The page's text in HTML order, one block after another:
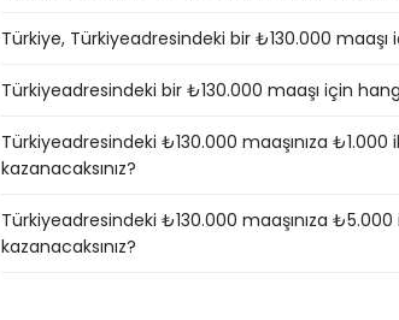
Türkiye, Türkiyeadresindeki bir ₺130.000
Türkiyeadresindeki bir ₺130.000 maaşı için
Türkiyeadresindeki ₺130.000 maaşınıza
kazanacaksınız?
Türkiyeadresindeki ₺130.000 maaşınıza
kazanacaksınız?